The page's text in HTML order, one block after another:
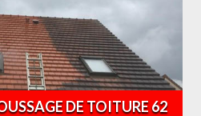
DE TOITURE 62